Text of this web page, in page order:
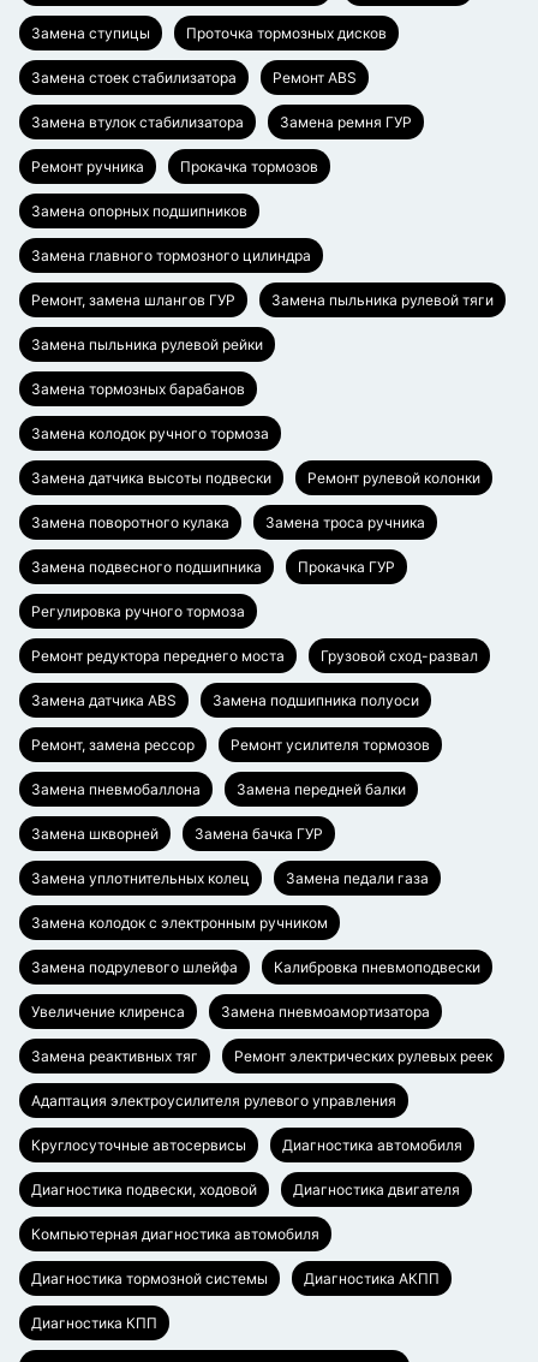
Замена ступицы Проточка тормозных дисков
Замена стоек стабилизатора Ремонт ABS
Замена втулок стабилизатора Замена ремня ГУР
Ремонт ручника Прокачка тормозов
Замена опорных подшипников
Замена главного тормозного цилиндра
Ремонт, замена шлангов ГУР Замена пыльника рулевой тяги
Замена пыльника рулевой рейки
Замена тормозных барабанов
Замена колодок ручного тормоза
Замена датчика высоты подвески Ремонт рулевой колонки
Замена поворотного кулака Замена троса ручника
Замена подвесного подшипника Прокачка ГУР
Регулировка ручного тормоза
Ремонт редуктора переднего моста Грузовой сход-развал
Замена датчика ABS Замена подшипника полуоси
Ремонт, замена рессор Ремонт усилителя тормозов
Замена пневмобаллона Замена передней балки
Замена шкворней Замена бачка ГУР
Замена уплотнительных колец Замена педали газа
Замена колодок с электронным ручником
Замена подрулевого шлейфа Калибровка пневмоподвески
Увеличение клиренса Замена пневмоамортизатора
Замена реактивных тяг Ремонт электрических рулевых реек
Адаптация электроусилителя рулевого управления
Круглосуточные автосервисы Диагностика автомобиля
Диагностика подвески, ходовой Диагностика двигателя
Компьютерная диагностика автомобиля
Диагностика тормозной системы Диагностика АКПП
Диагностика КПП